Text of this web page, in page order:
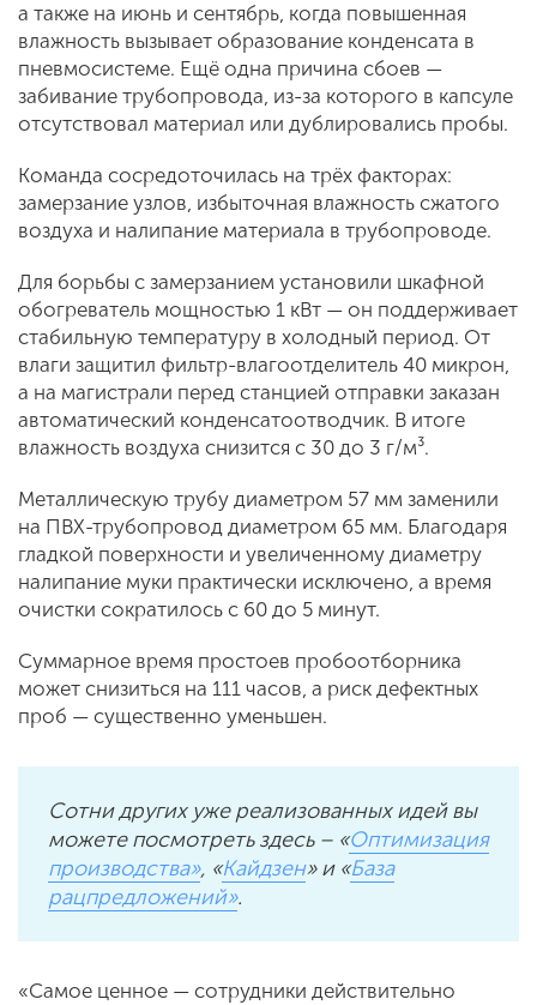
а также на июнь и сентябрь, когда повышенная
влажность вызывает образование конденсата в
пневмосистеме. Ещё одна причина сбоев —
забивание трубопровода, из-за которого в капсуле
отсутствовал материал или дублировались пробы.
Команда сосредоточилась на трёх факторах:
замерзание узлов, избыточная влажность сжатого
воздуха и налипание материала в трубопроводе.
Для борьбы с замерзанием установили шкафной
обогреватель мощностью 1 кВт — он поддерживает
стабильную температуру в холодный период. От
влаги защитил фильтр-влагоотделитель 40 микрон,
а на магистрали перед станцией отправки заказан
автоматический конденсатоотводчик. В итоге
влажность воздуха снизится с 30 до 3 г/м³.
Металлическую трубу диаметром 57 мм заменили
на ПВХ-трубопровод диаметром 65 мм. Благодаря
гладкой поверхности и увеличенному диаметру
налипание муки практически исключено, а время
очистки сократилось с 60 до 5 минут.
Суммарное время простоев пробоотборника
может снизиться на 111 часов, а риск дефектных
проб — существенно уменьшен.
Сотни других уже реализованных идей вы
можете посмотреть здесь – «Оптимизация
производства», «Кайдзен» и «База
рацпредложений».
«Самое ценное — сотрудники действительно